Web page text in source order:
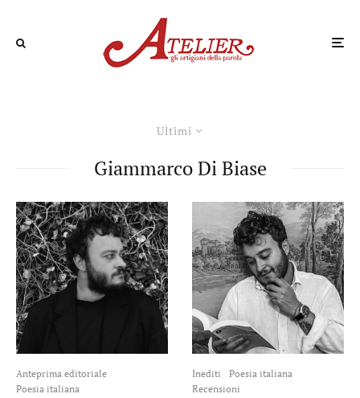
Ultimi
Giammarco Di Biase
Anteprima editoriale
Poesia italiana
Inediti
Poesia italiana
Recensioni